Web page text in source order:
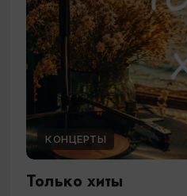
КОНЦЕРТЫ
Только хиты